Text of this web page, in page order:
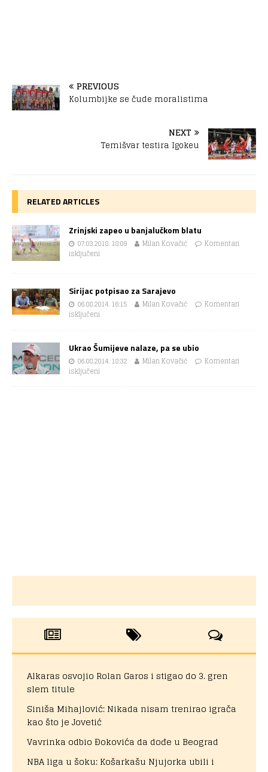
PREVIOUS
Kolumbijke se čude moralistima
NEXT
Temišvar testira Igokeu
RELATED ARTICLES
Zrinjski zapeo u banjalučkom blatu
07.03.2018. 18:09 Milan Kovačić
Komentari
isključeni
Sirijac potpisao za Sarajevo
06.08.2014. 16:15 Milan Kovačić
Komentari
isključeni
Ukrao Šumijeve nalaze, pa se ubio
06.08.2014. 18:32 Milan Kovačić
Komentari
isključeni
Alkaras osvojio Rolan Garos i stigao do 3. gren
slem titule
Siniša Mihajlović: Nikada nisam trenirao igrača
kao što je Jovetić
Vavrinka odbio Đokovića da dođe u Beograd
NBA liga u šoku: Košarkašu Njujorka ubili i